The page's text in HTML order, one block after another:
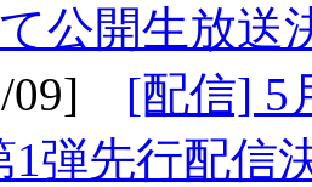
公開生放送
09] [配信] 5
1弾先行配信